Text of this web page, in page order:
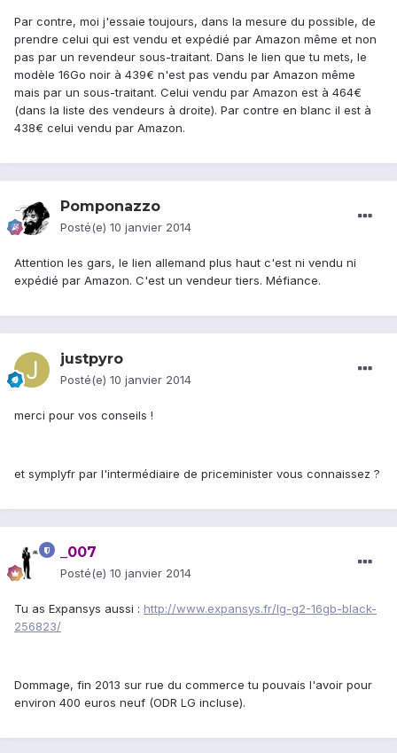
Par contre, moi j'essaie toujours, dans la mesure du possible, de
prendre celui qui est vendu et expédié par Amazon même et non
pas par un revendeur sous-traitant. Dans le lien que tu mets, le
modèle 16Go noir à 439€ n'est pas vendu par Amazon même
mais par un sous-traitant. Celui vendu par Amazon est à 464€
(dans la liste des vendeurs à droite). Par contre en blanc il est à
438€ celui vendu par Amazon.
Pomponazzo
Posté(e) 10 janvier 2014
Attention les gars, le lien allemand plus haut c'est ni vendu ni
expédié par Amazon. C'est un vendeur tiers. Méfiance.
justpyro
Posté(e) 10 janvier 2014
merci pour vos conseils !
et symplyfr par l'intermédiaire de priceminister vous connaissez ?
_007
Posté(e) 10 janvier 2014
Tu as Expansys aussi : http://www.expansys.fr/lg-g2-16gb-black-
256823/
Dommage, fin 2013 sur rue du commerce tu pouvais l'avoir pour
environ 400 euros neuf (ODR LG incluse).